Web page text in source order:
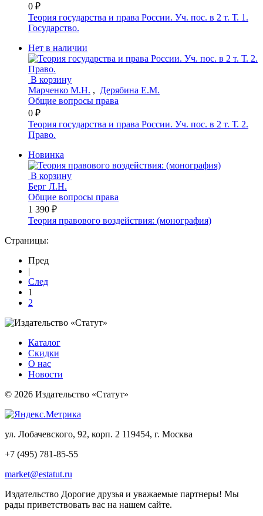
0 ₽
Теория государства и права России. Уч. пос. в 2 т. Т. 1.
Государство.
Нет в наличии
В корзину
Марченко М.Н. , Дерябина Е.М.
Общие вопросы права
0 ₽
Теория государства и права России. Уч. пос. в 2 т. Т. 2.
Право.
Новинка
В корзину
Берг Л.Н.
Общие вопросы права
1 390 ₽
Теория правового воздействия: (монография)
Страницы:
Пред
|
След
1
2
Каталог
Скидки
О нас
Новости
© 2026 Издательство «Статут»
ул. Лобачевского, 92, корп. 2 119454, г. Москва
+7 (495) 781-85-55
market@estatut.ru
Издательство Дорогие друзья и уважаемые партнеры! Мы
рады приветствовать вас на нашем сайте.